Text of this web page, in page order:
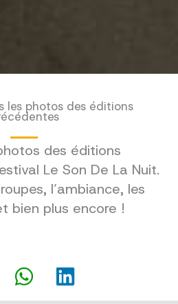
les photos des éditions
des éditions
Le Son De La Nuit.
l’ambiance, les
bien plus encore !